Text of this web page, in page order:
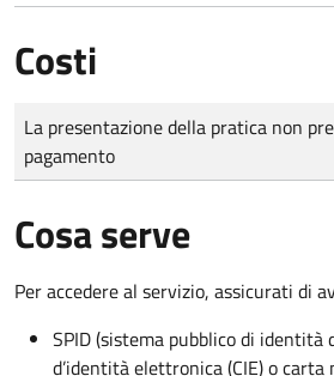
Costi
Tipo di pagamento
Importo
La presentazione della pratica non
pagamento
Cosa serve
Per accedere al servizio, assicurati di
SPID (sistema pubblico di identità
d’identità elettronica (CIE) o carta